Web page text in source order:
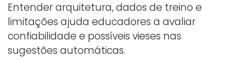
Entender arquitetura, dados de treino e
limitações ajuda educadores a avaliar
confiabilidade e possíveis vieses nas
sugestões automáticas.